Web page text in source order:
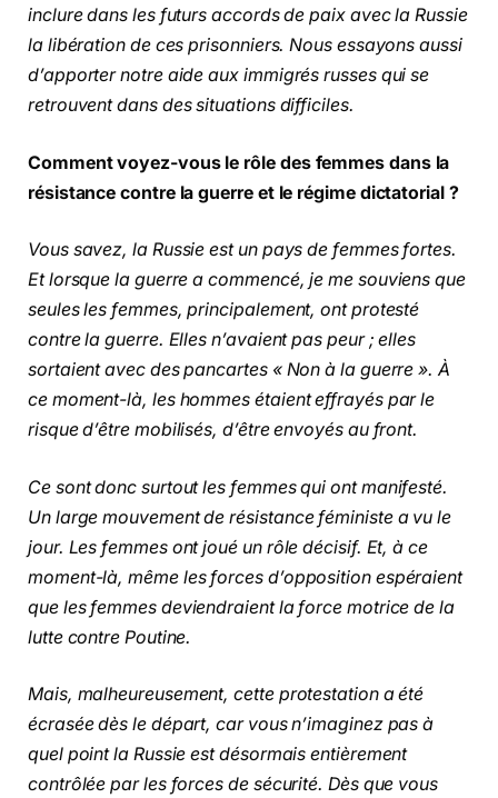
inclure dans les futurs accords de paix avec la Russie
la libération de ces prisonniers. Nous essayons aussi
d’apporter notre aide aux immigrés russes qui se
retrouvent dans des situations difficiles.
Comment voyez-vous le rôle des femmes dans la
résistance contre la guerre et le régime dictatorial ?
Vous savez, la Russie est un pays de femmes fortes.
Et lorsque la guerre a commencé, je me souviens que
seules les femmes, principalement, ont protesté
contre la guerre. Elles n’avaient pas peur ; elles
sortaient avec des pancartes « Non à la guerre ». À
ce moment-là, les hommes étaient effrayés par le
risque d’être mobilisés, d’être envoyés au front.
Ce sont donc surtout les femmes qui ont manifesté.
Un large mouvement de résistance féministe a vu le
jour. Les femmes ont joué un rôle décisif. Et, à ce
moment-là, même les forces d’opposition espéraient
que les femmes deviendraient la force motrice de la
lutte contre Poutine.
Mais, malheureusement, cette protestation a été
écrasée dès le départ, car vous n’imaginez pas à
quel point la Russie est désormais entièrement
contrôlée par les forces de sécurité. Dès que vous